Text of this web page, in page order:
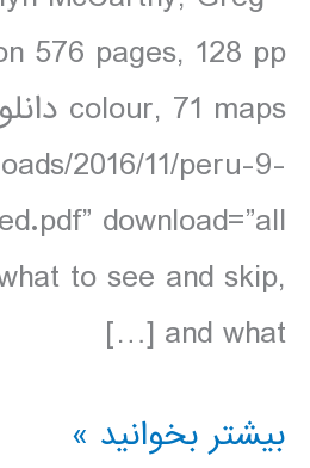
576 pages, 128 pp
2016/11/peru-9-
to see and skip,
and what […]
دانلود
بیشتر بخوانید »